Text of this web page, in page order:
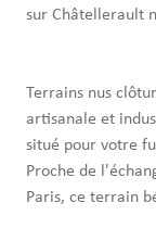
sur Châtellerault
Terrains nus
artisanale et
situé pour votre
Proche de
Paris, ce terrain